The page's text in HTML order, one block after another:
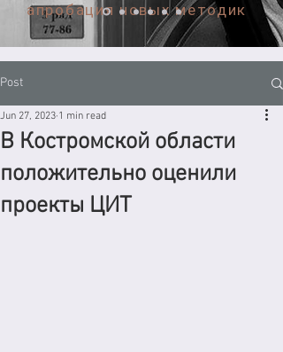
апробация новых методик
Post
В Костромской области
положительно оценили
проекты ЦИТ
Jun 27, 2023 1 min read